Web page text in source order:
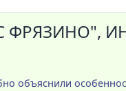
объяснили